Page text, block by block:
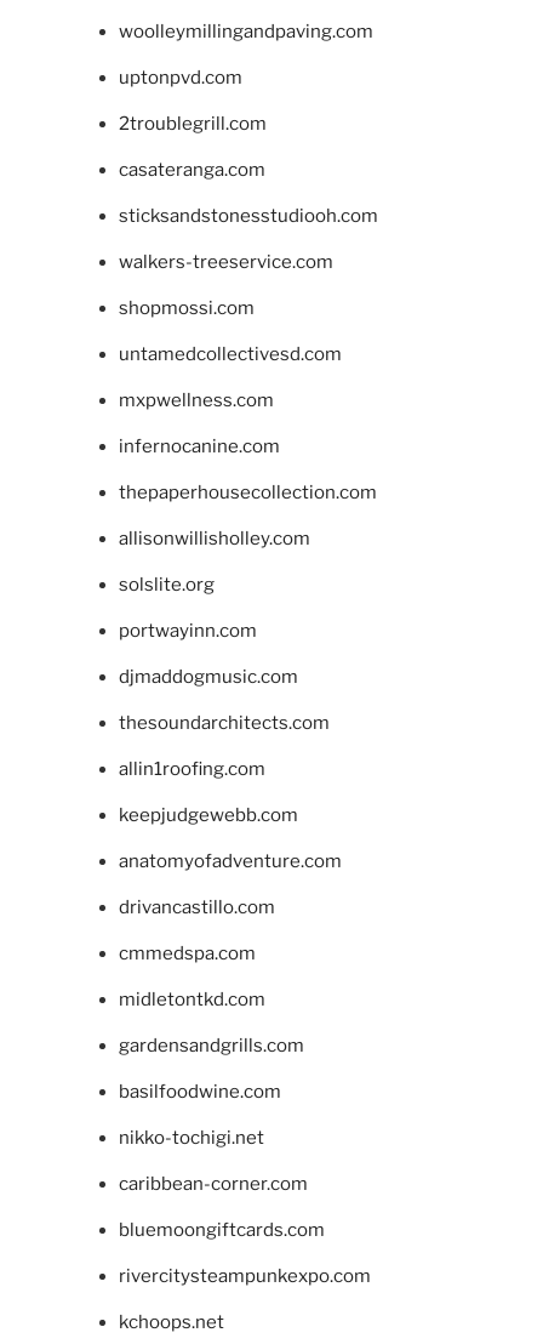
woolleymillingandpaving.com
uptonpvd.com
2troublegrill.com
casateranga.com
sticksandstonesstudiooh.com
walkers-treeservice.com
shopmossi.com
untamedcollectivesd.com
mxpwellness.com
infernocanine.com
thepaperhousecollection.com
allisonwillisholley.com
solslite.org
portwayinn.com
djmaddogmusic.com
thesoundarchitects.com
allin1roofing.com
keepjudgewebb.com
anatomyofadventure.com
drivancastillo.com
cmmedspa.com
midletontkd.com
gardensandgrills.com
basilfoodwine.com
nikko-tochigi.net
caribbean-corner.com
bluemoongiftcards.com
rivercitysteampunkexpo.com
kchoops.net